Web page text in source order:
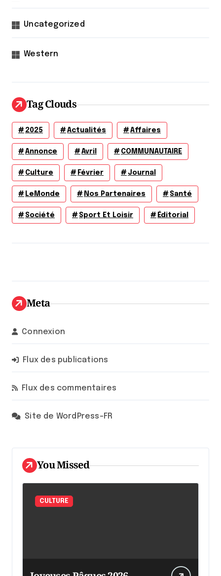
Uncategorized
Western
Tag Clouds
2025 Actualités Affaires
Annonce Avril COMMUNAUTAIRE
Culture Février Journal
LeMonde Nos Partenaires Santé
Société Sport Et Loisir Éditorial
Meta
Connexion
Flux des publications
Flux des commentaires
Site de WordPress-FR
You Missed
CULTURE